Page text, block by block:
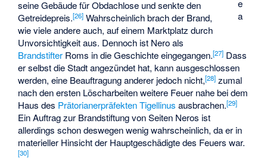
e
a
seine Gebäude für Obdachlose und senkte den
Getreidepreis.[26] Wahrscheinlich brach der Brand,
wie viele andere auch, auf einem Marktplatz durch
Unvorsichtigkeit aus. Dennoch ist Nero als
Brandstifter Roms in die Geschichte eingegangen.[27] Dass
er selbst die Stadt angezündet hat, kann ausgeschlossen
werden, eine Beauftragung anderer jedoch nicht,[28] zumal
nach den ersten Löscharbeiten weitere Feuer nahe bei dem
Haus des Prätorianerpräfekten Tigellinus ausbrachen.[29]
Ein Auftrag zur Brandstiftung von Seiten Neros ist
allerdings schon deswegen wenig wahrscheinlich, da er in
materieller Hinsicht der Hauptgeschädigte des Feuers war.
[30]